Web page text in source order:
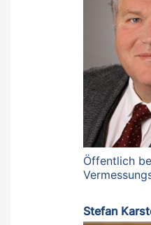
Öffentlich
Stefan